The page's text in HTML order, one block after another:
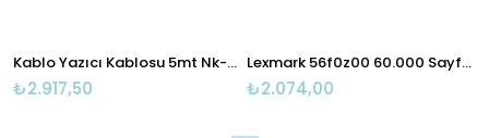
Kablo Yazıcı Kablosu 5mt Nk-usb 2.0-03
₺2.917,50
Lexmark 56f0z00 60.000 Sayfa Drum Ms321-421-521-621-622 Mx321-331-421-521
₺2.074,00